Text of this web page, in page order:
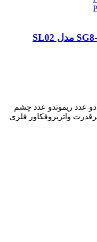
عدد ریموتدو عدد چشم
آمپربلندگوی پرقدرت واترپروفکاور فلزی